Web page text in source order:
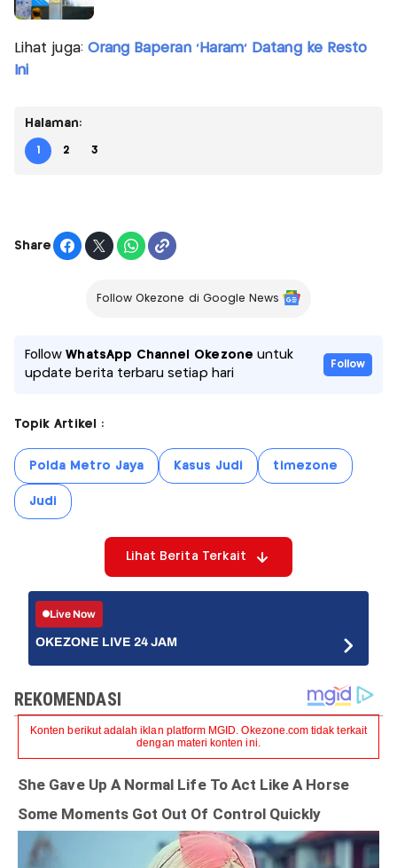
Lihat juga: Orang Baperan 'Haram' Datang ke Resto
Ini
Halaman:
1 2 3
Share
Follow Okezone di Google News
FollowWhatsApp Channel Okezone untuk
update berita terbaru setiap hari
Follow
Topik Artikel :
Polda Metro Jaya Kasus Judi timezone
Judi
Lihat Berita Terkait
Live Now
OKEZONE LIVE 24 JAM